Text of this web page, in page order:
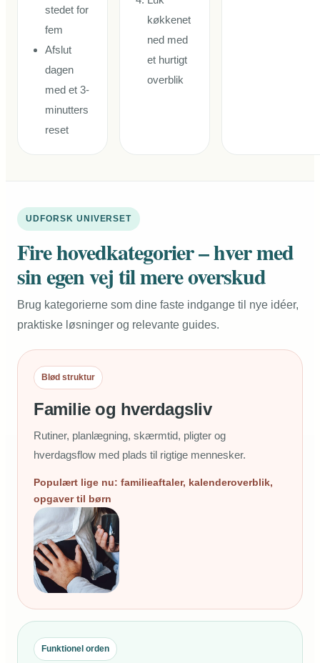
stedet for
fem
Afslut
dagen
med et 3-
minutters
reset
køkkenet
ned med
et hurtigt
overblik
UDFORSK UNIVERSET
Fire hovedkategorier – hver med
sin egen vej til mere overskud
Brug kategorierne som dine faste indgange til nye idéer,
praktiske løsninger og relevante guides.
Blød struktur
Familie og hverdagsliv
Rutiner, planlægning, skærmtid, pligter og
hverdagsflow med plads til rigtige mennesker.
Populært lige nu: familieaftaler, kalenderoverblik,
opgaver til børn
Funktionel orden